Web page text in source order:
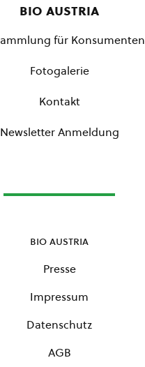
bio austria
für Konsumenten
Fotogalerie
Kontakt
Newsletter Anmeldung
bio austria
Presse
Impressum
Datenschutz
AGB